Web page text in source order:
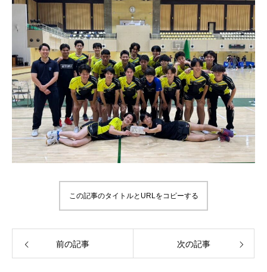
この記事のタイトルとURLをコピーする
前の記事 次の記事